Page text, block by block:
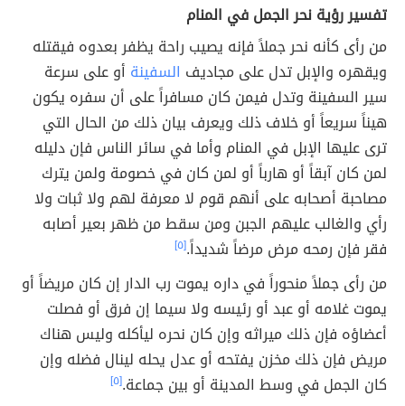
تفسير رؤية نحر الجمل في المنام
من رأى كأنه نحر جملاً فإنه يصيب راحة يظفر بعدوه فيقتله
ويقهره والإبل تدل على مجاديف السفينة أو على سرعة
سير السفينة وتدل فيمن كان مسافراً على أن سفره يكون
هيناً سريعاً أو خلاف ذلك ويعرف بيان ذلك من الحال التي
ترى عليها الإبل في المنام وأما في سائر الناس فإن دليله
لمن كان آبقاً أو هارباً أو لمن كان في خصومة ولمن يترك
مصاحبة أصحابه على أنهم قوم لا معرفة لهم ولا ثبات ولا
رأي والغالب عليهم الجبن ومن سقط من ظهر بعير أصابه
فقر فإن رمحه مرض مرضاً شديداً.[٥]
من رأى جملاً منحوراً في داره يموت رب الدار إن كان مريضاً أو
يموت غلامه أو عبد أو رئيسه ولا سيما إن فرق أو فصلت
أعضاؤه فإن ذلك ميراثه وإن كان نحره ليأكله وليس هناك
مريض فإن ذلك مخزن يفتحه أو عدل يحله لينال فضله وإن
كان الجمل في وسط المدينة أو بين جماعة.[٥]